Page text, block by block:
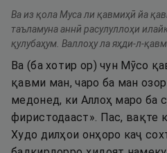
Ва из қола Муса ли қавмиҳӣ йа
таъламуна аннӣ расулуллоҳи
қулубаҳум. Валлоҳу ла яҳди-л-
Ва (ба хотир ор) чун Мӯсо
қавми ман, чаро ба ман
медонед, ки Аллоҳ маро ба
фиристодааст». Пас, вақте
Худо дилҳои онҳоро каҷ